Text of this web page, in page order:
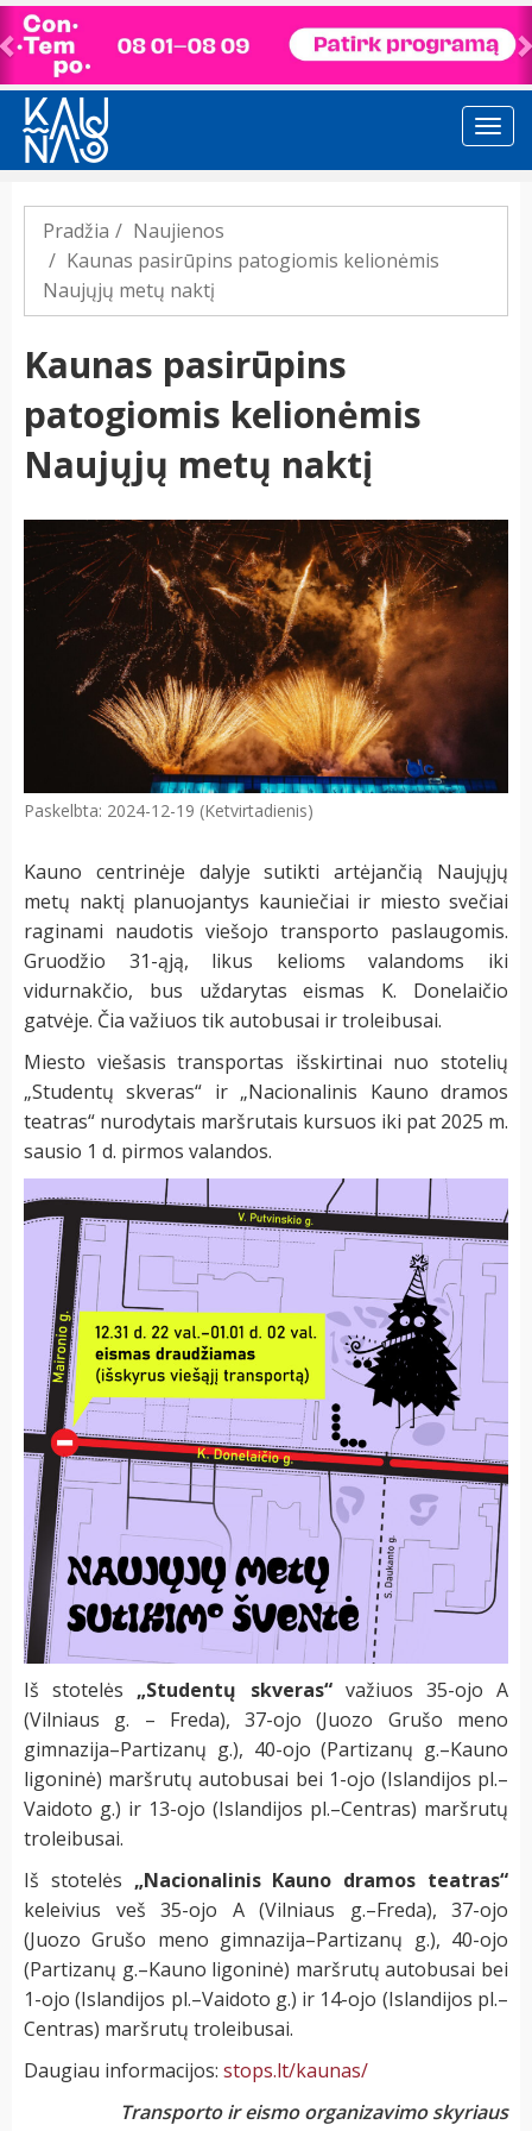
Previous
Pradžia
Naujienos
Kaunas pasirūpins patogiomis kelionėmis
Naujųjų metų naktį
Kaunas pasirūpins
patogiomis kelionėmis
Naujųjų metų naktį
Paskelbta: 2024-12-19 (Ketvirtadienis)
Kauno centrinėje dalyje sutikti artėjančią Naujųjų
metų naktį planuojantys kauniečiai ir miesto svečiai
raginami naudotis viešojo transporto paslaugomis.
Gruodžio 31-ąją, likus kelioms valandoms iki
vidurnakčio, bus uždarytas eismas K. Donelaičio
gatvėje. Čia važiuos tik autobusai ir troleibusai.
Miesto viešasis transportas išskirtinai nuo stotelių
„Studentų skveras“ ir „Nacionalinis Kauno dramos
teatras“ nurodytais maršrutais kursuos iki pat 2025 m.
sausio 1 d. pirmos valandos.
Iš stotelės „Studentų skveras“ važiuos 35-ojo A
(Vilniaus g. – Freda), 37-ojo (Juozo Grušo meno
gimnazija–Partizanų g.), 40-ojo (Partizanų g.–Kauno
ligoninė) maršrutų autobusai bei 1-ojo (Islandijos pl.–
Vaidoto g.) ir 13-ojo (Islandijos pl.–Centras) maršrutų
troleibusai.
Iš stotelės „Nacionalinis Kauno dramos teatras“
keleivius veš 35-ojo A (Vilniaus g.–Freda), 37-ojo
(Juozo Grušo meno gimnazija–Partizanų g.), 40-ojo
(Partizanų g.–Kauno ligoninė) maršrutų autobusai bei
1-ojo (Islandijos pl.–Vaidoto g.) ir 14-ojo (Islandijos pl.–
Centras) maršrutų troleibusai.
Daugiau informacijos: stops.lt/kaunas/
Transporto ir eismo organizavimo skyriaus